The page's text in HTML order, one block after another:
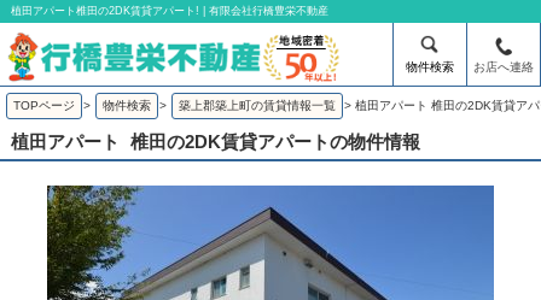
植田アパート椎田の2DK賃貸アパート! | 有限会社行橋豊栄不動産
物件検索 お店へ連絡
TOPページ > 物件検索 > 築上郡築上町の賃貸情報一覧 > 植田アパート 椎田の2DK賃貸ア
植田アパート 椎田の2DK賃貸アパートの物件情報